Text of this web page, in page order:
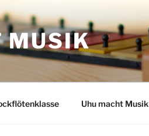
MUSIK
Uhu macht Musik